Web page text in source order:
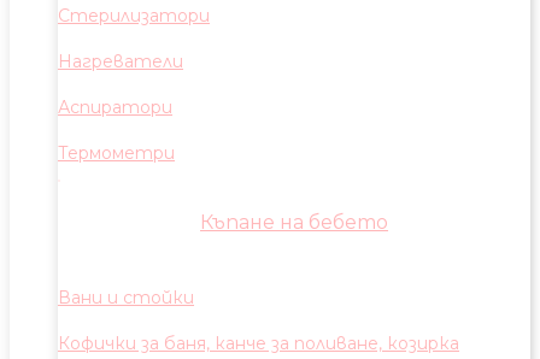
Стерилизатори
Нагреватели
Аспиратори
Термометри
Къпане на бебето
Вани и стойки
Кофички за баня, канче за поливане, козирка